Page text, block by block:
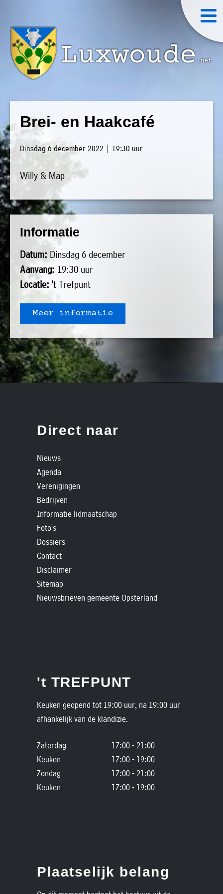
Brei- en Haakcafé
Dinsdag 6 december 2022 | 19:30 uur
Willy & Map
Informatie
Datum: Dinsdag 6 december
Aanvang:19:30 uur
Locatie:'t Trefpunt
Meer informatie
Direct naar
Nieuws
Agenda
Verenigingen
Bedrijven
Informatie lidmaatschap
Foto's
Dossiers
Contact
Disclaimer
Sitemap
Nieuwsbrieven gemeente Opsterland
't TREFPUNT
Keuken geopend tot 19:00 uur, na 19:00 uur
afhankelijk van de klandizie.
Zaterdag
17:00 - 21:00
Keuken
17:00 - 19:00
Zondag
17:00 - 21:00
Keuken
17:00 - 19:00
Plaatselijk belang
»
Home
»
Welkom
Nieuws
Agenda
»
Verenigingen
Bedrijven
Plaatselijk
belang
Informatie
lidmaatschap
Foto's
Historische
verhalen
Dossiers
Contact
Nieuwsbrieven
gemeente
Opsterland
Luxwoude.net
website@luxwoude.net
Plaatselijk
belang
Op
dit
moment
bestaat
het
bestuur
uit
volgende
personen:
Voorzitter
vacant
Michiel
Modderman
Penningmeester
vacant
Algemeen
lid
Anco
Hoen
Algemeen
Ids
de